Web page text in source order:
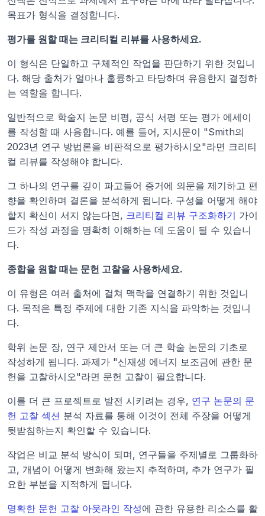
목표가 형식을 결정합니다.
평가를 원할 때는 크리티컬 리뷰를 사용하세요.
이 형식은 단일하고 구체적인 작업을 판단하기 위한 것입니
다. 해당 출처가 얼마나 훌륭하고 타당하며 유용한지 결정하
는 역할을 합니다.
일반적으로 학술지 논문 비평, 공식 서평 또는 평가 에세이
를 작성할 때 사용합니다. 예를 들어, 지시문이 "Smith의
2023년 연구 방법론을 비판적으로 평가하시오"라면 크리티
컬 리뷰를 작성해야 합니다.
그 하나의 연구를 깊이 파고들어 증거에 의문을 제기하고 편
향을 확인하며 결론을 분석하게 됩니다. 구성을 어떻게 해야
할지 확신이 서지 않는다면, 크리티컬 리뷰 구조화하기 가이
드가 작성 과정을 명확히 이해하는 데 도움이 될 수 있습니
다.
종합을 원할 때는 문헌 고찰을 사용하세요.
이 유형은 여러 출처에 걸쳐 맥락을 연결하기 위한 것입니
다. 목적은 특정 주제에 대한 기존 지식을 파악하는 것입니
다.
학위 논문 장, 연구 제안서 또는 더 큰 학술 논문의 기초로
작성하게 됩니다. 과제가 "신재생 에너지 보조금에 관한 문
헌을 고찰하시오"라면 문헌 고찰이 필요합니다.
이를 더 큰 프로젝트로 발전 시키려는 경우, 연구 논문의 문
헌 고찰 섹션 분석 자료를 통해 이것이 전체 주장을 어떻게
뒷받침하는지 확인할 수 있습니다.
작업은 비교 분석 방식이 되며, 연구들을 주제별로 그룹화하
고, 개념이 어떻게 변화해 왔는지 추적하며, 추가 연구가 필
요한 부분을 지적하게 됩니다.
명확한 문헌 고찰 아웃라인 작성에 관한 유용한 리소스를 활